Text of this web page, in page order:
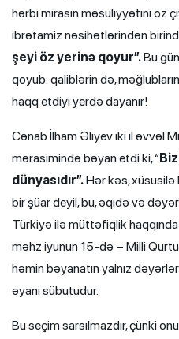
hərbi mirasın məsuliyyətini öz
ibrətamiz nəsihətlərindən
şeyi öz yerinə qoyur”.Bu
qoyub: qaliblərin də,
haqq etdiyi yerdə dayanır!
Cənab İlham Əliyev iki il əvvəl
mərasimində bəyan etdi ki, “
dünyasıdır”.Hər kəs, xüsusilə
bir şüar deyil, bu, əqidə və
Türkiyə ilə müttəfiqlik
məhz iyunun 15-də – Milli
həmin bəyanatın yalnız
əyani sübutudur.
Bu seçim sarsılmazdır, çünki